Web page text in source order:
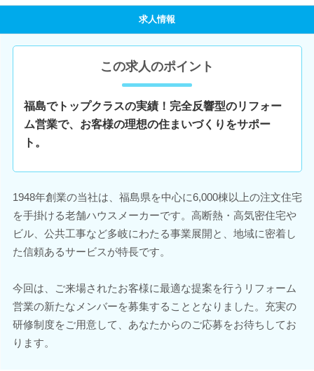
求人情報
この求人のポイント
福島でトップクラスの実績！完全反響型のリフォー
ム営業で、お客様の理想の住まいづくりをサポー
ト。
1948年創業の当社は、福島県を中心に6,000棟以上の注文住宅
を手掛ける老舗ハウスメーカーです。高断熱・高気密住宅や
ビル、公共工事など多岐にわたる事業展開と、地域に密着し
た信頼あるサービスが特長です。
今回は、ご来場されたお客様に最適な提案を行うリフォーム
営業の新たなメンバーを募集することとなりました。充実の
研修制度をご用意して、あなたからのご応募をお待ちしてお
ります。